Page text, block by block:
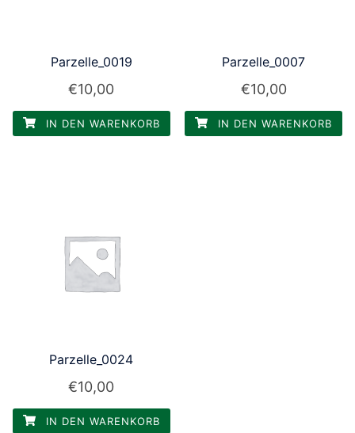
Parzelle_0019
€10,00
IN DEN WARENKORB
Parzelle_0007
€10,00
IN DEN WARENKORB
Parzelle_0024
€10,00
IN DEN WARENKORB